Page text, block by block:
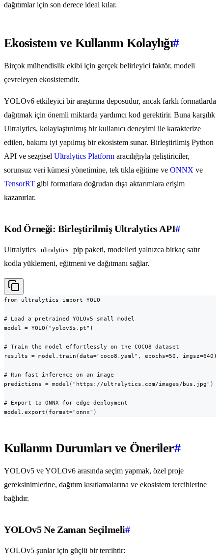
dağıtımlar için son derece ideal kılar.
Ekosistem ve Kullanım Kolaylığı#
Birçok mühendislik ekibi için gerçek belirleyici faktör, modeli
çevreleyen ekosistemdir.
YOLOv6 etkileyici bir araştırma deposudur, ancak farklı formatlarda
dağıtmak için önemli miktarda yardımcı kod gerektirir. Buna karşılık
Ultralytics, kolaylaştırılmış bir kullanıcı deneyimi ile karakterize
edilen, bakımı iyi yapılmış bir ekosistem sunar. Birleştirilmiş Python
API ve sezgisel Ultralytics Platform aracılığıyla geliştiriciler,
sorunsuz veri kümesi yönetimine, tek tıkla eğitime ve ONNX ve
TensorRT gibi formatlara doğrudan dışa aktarımlara erişim
kazanırlar.
Kod Örneği: Birleştirilmiş Ultralytics API#
Ultralytics ultralytics
pip paketi, modelleri yalnızca birkaç satır
kodla yüklemeni, eğitmeni ve dağıtmanı sağlar.
from ultralytics import YOLO
# Load a pretrained YOLOv5 small model
model = YOLO("yolov5s.pt")
# Train the model effortlessly on the COCO8 dataset
results = model.train(data="coco8.yaml", epochs=50, imgsz=640)
# Run fast inference on an image
predictions = model("https://ultralytics.com/images/bus.jpg")
# Export to ONNX for edge deployment
model.export(format="onnx")
Kullanım Durumları ve Öneriler#
YOLOv5 ve YOLOv6 arasında seçim yapmak, özel proje
gereksinimlerine, dağıtım kısıtlamalarına ve ekosistem tercihlerine
bağlıdır.
YOLOv5 Ne Zaman Seçilmeli#
YOLOv5 şunlar için güçlü bir tercihtir: